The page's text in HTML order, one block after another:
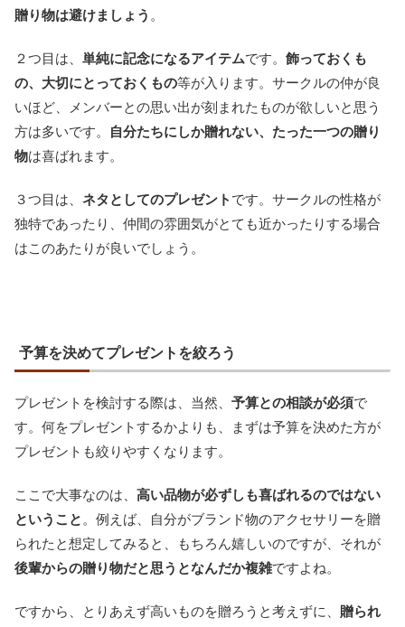
贈り物は避けましょう 。
２つ目は、 単純に記念になるアイテムです。 飾っておくも
の、大切にとっておくもの等が入ります。サークルの仲が良
いほど、メンバーとの思い出が刻まれたものが欲しいと思う
方は多いです。
自分たちにしか贈れない、たった一つの贈り
物は喜ばれます。
３つ目は、 ネタとしてのプレゼント です。サークルの性格が
独特であったり、仲間の雰囲気がとても近かったりする場合
はこのあたりが良いでしょう。
予算を決めてプレゼントを絞ろう
プレゼントを検討する際は、当然、 予算との相談が必須で
す。何をプレゼントするかよりも、まずは予算を決めた方が
プレゼントも絞りやすくなります。
ここで大事なのは、 高い品物が必ずしも喜ばれるのではない
ということ 。例えば、自分がブランド物のアクセサリーを贈
られたと想定してみると、もちろん嬉しいのですが、それが
後輩からの贈り物だと思うとなんだか複雑ですよね。
ですから、とりあえず高いものを贈ろうと考えずに、 贈られ